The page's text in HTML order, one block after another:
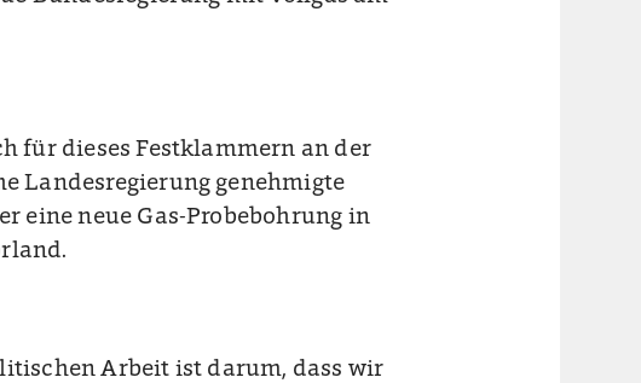
für dieses Festklammern an der
Landesregierung genehmigte
eine neue Gas-Probebohrung in
Arbeit ist darum, dass wir